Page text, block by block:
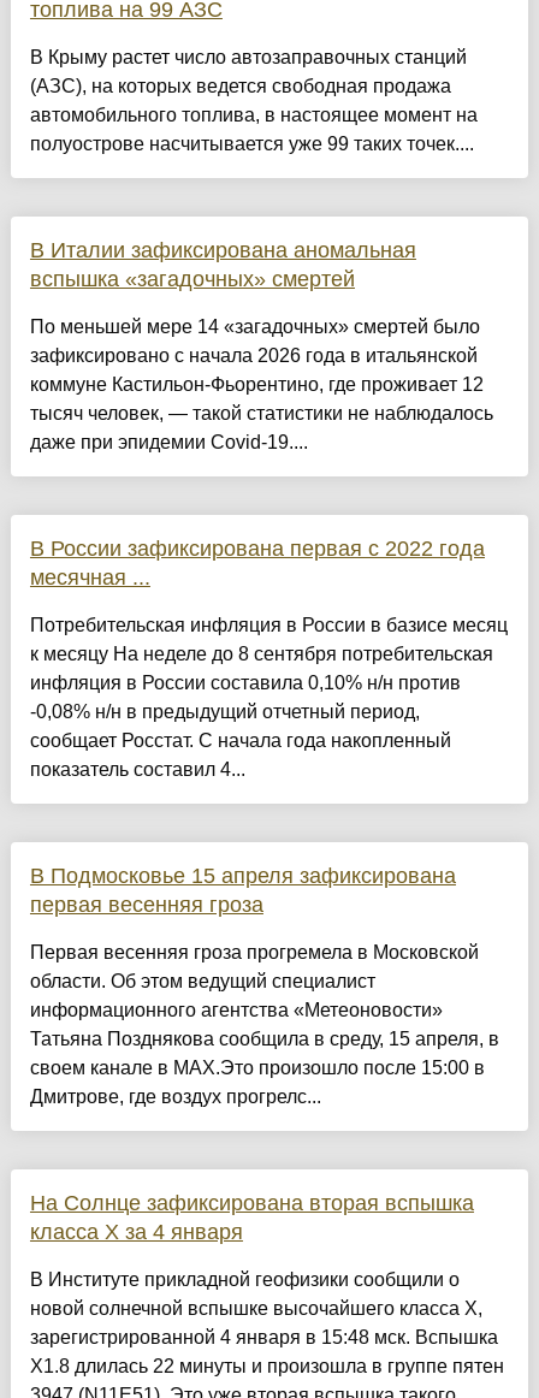
топлива на 99 АЗС
В Крыму растет число автозаправочных станций
(АЗС), на которых ведется свободная продажа
автомобильного топлива, в настоящее момент на
полуострове насчитывается уже 99 таких точек....
В Италии зафиксирована аномальная
вспышка «загадочных» смертей
По меньшей мере 14 «загадочных» смертей было
зафиксировано с начала 2026 года в итальянской
коммуне Кастильон-Фьорентино, где проживает 12
тысяч человек, — такой статистики не наблюдалось
даже при эпидемии Covid-19....
В России зафиксирована первая с 2022 года
месячная ...
Потребительская инфляция в России в базисе месяц
к месяцу На неделе до 8 сентября потребительская
инфляция в России составила 0,10% н/н против
-0,08% н/н в предыдущий отчетный период,
сообщает Росстат. С начала года накопленный
показатель составил 4...
В Подмосковье 15 апреля зафиксирована
первая весенняя гроза
Первая весенняя гроза прогремела в Московской
области. Об этом ведущий специалист
информационного агентства «Метеоновости»
Татьяна Позднякова сообщила в среду, 15 апреля, в
своем канале в МАХ.Это произошло после 15:00 в
Дмитрове, где воздух прогрелс...
На Солнце зафиксирована вторая вспышка
класса Х за 4 января
В Институте прикладной геофизики сообщили о
новой солнечной вспышке высочайшего класса Х,
зарегистрированной 4 января в 15:48 мск. Вспышка
Х1.8 длилась 22 минуты и произошла в группе пятен